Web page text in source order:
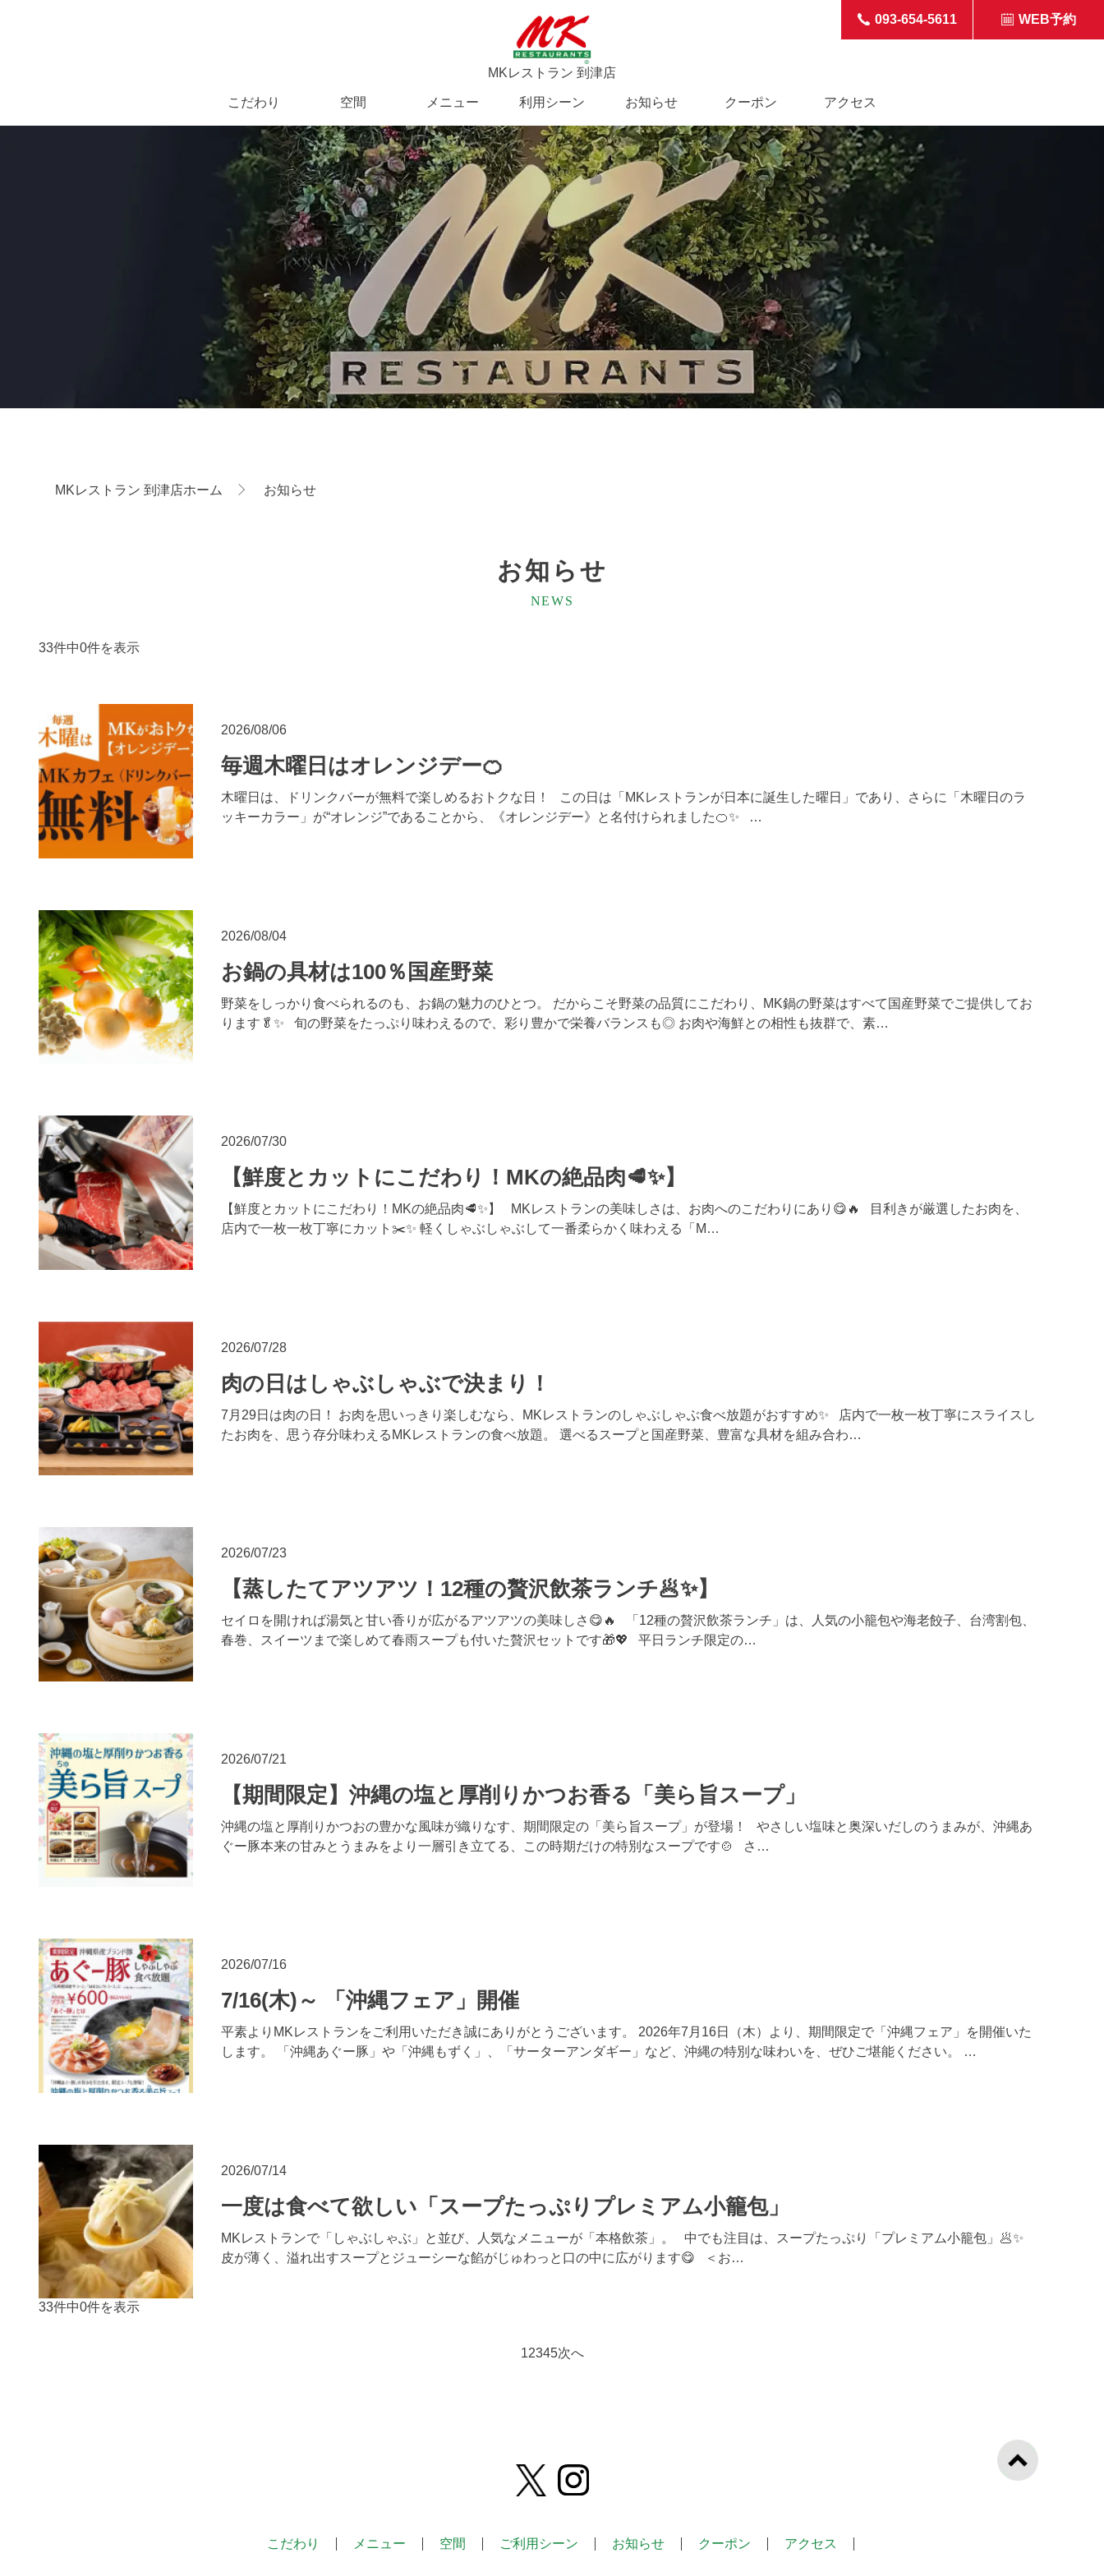
MKレストラン 到津店
こだわり 空間 メニュー 利用シーン お知らせ クーポン アクセス
093-654-5611 WEB予約
MKレストラン 到津店ホーム お知らせ
お知らせ
NEWS
33件中0件を表示
2026/08/06
毎週木曜日はオレンジデー🍊
木曜日は、ドリンクバーが無料で楽しめるおトクな日！ この日は「MKレストランが日本に誕生した曜日」であり、さらに「木曜日のラ
ッキーカラー」が“オレンジ”であることから、《オレンジデー》と名付けられました🍊✨ …
2026/08/04
お鍋の具材は100％国産野菜
野菜をしっかり食べられるのも、お鍋の魅力のひとつ。 だからこそ野菜の品質にこだわり、MK鍋の野菜はすべて国産野菜でご提供してお
ります🥬✨ 旬の野菜をたっぷり味わえるので、彩り豊かで栄養バランスも◎ お肉や海鮮との相性も抜群で、素…
2026/07/30
【鮮度とカットにこだわり！MKの絶品肉🥩✨】
【鮮度とカットにこだわり！MKの絶品肉🥩✨】 MKレストランの美味しさは、お肉へのこだわりにあり😋🔥 目利きが厳選したお肉を、
店内で一枚一枚丁寧にカット✂️✨ 軽くしゃぶしゃぶして一番柔らかく味わえる「M…
2026/07/28
肉の日はしゃぶしゃぶで決まり！
7月29日は肉の日！ お肉を思いっきり楽しむなら、MKレストランのしゃぶしゃぶ食べ放題がおすすめ✨ 店内で一枚一枚丁寧にスライスし
たお肉を、思う存分味わえるMKレストランの食べ放題。 選べるスープと国産野菜、豊富な具材を組み合わ…
2026/07/23
【蒸したてアツアツ！12種の贅沢飲茶ランチ🥟✨】
セイロを開ければ湯気と甘い香りが広がるアツアツの美味しさ😋🔥 「12種の贅沢飲茶ランチ」は、人気の小籠包や海老餃子、台湾割包、
春巻、スイーツまで楽しめて春雨スープも付いた贅沢セットです🎁💖 平日ランチ限定の…
2026/07/21
【期間限定】沖縄の塩と厚削りかつお香る「美ら旨スープ」
沖縄の塩と厚削りかつおの豊かな風味が織りなす、期間限定の「美ら旨スープ」が登場！ やさしい塩味と奥深いだしのうまみが、沖縄あ
ぐー豚本来の甘みとうまみをより一層引き立てる、この時期だけの特別なスープです🍲 さ…
2026/07/16
7/16(木)～ 「沖縄フェア」開催
平素よりMKレストランをご利用いただき誠にありがとうございます。 2026年7月16日（木）より、期間限定で「沖縄フェア」を開催いた
します。 「沖縄あぐー豚」や「沖縄もずく」、「サーターアンダギー」など、沖縄の特別な味わいを、ぜひご堪能ください。 …
2026/07/14
一度は食べて欲しい「スープたっぷりプレミアム小籠包」
MKレストランで「しゃぶしゃぶ」と並び、人気なメニューが「本格飲茶」。 中でも注目は、スープたっぷり「プレミアム小籠包」🥟✨
皮が薄く、溢れ出すスープとジューシーな餡がじゅわっと口の中に広がります😋 ＜お…
33件中0件を表示
12345次へ
こだわり メニュー 空間 ご利用シーン お知らせ クーポン アクセス